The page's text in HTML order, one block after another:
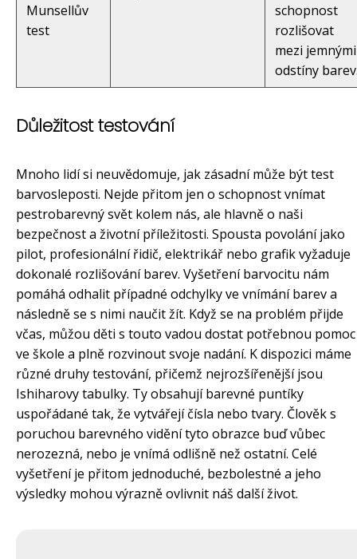
Munsellův
test
schopnost
rozlišovat
mezi jemnými
odstíny
Důležitost testování
Mnoho lidí si neuvědomuje, jak zásadní může být test
barvosleposti. Nejde přitom jen o schopnost vnímat
pestrobarevný svět kolem nás, ale hlavně o naši
bezpečnost a životní příležitosti. Spousta povolání jako
pilot, profesionální řidič, elektrikář nebo grafik vyžaduje
dokonalé rozlišování barev. Vyšetření barvocitu nám
pomáhá odhalit případné odchylky ve vnímání barev a
následně se s nimi naučit žít. Když se na problém přijde
včas, můžou děti s touto vadou dostat potřebnou pomoc
ve škole a plně rozvinout svoje nadání. K dispozici máme
různé druhy testování, přičemž nejrozšířenější jsou
Ishiharovy tabulky. Ty obsahují barevné puntíky
uspořádané tak, že vytvářejí čísla nebo tvary. Člověk s
poruchou barevného vidění tyto obrazce buď vůbec
nerozezná, nebo je vnímá odlišně než ostatní. Celé
vyšetření je přitom jednoduché, bezbolestné a jeho
výsledky mohou výrazně ovlivnit náš další život.